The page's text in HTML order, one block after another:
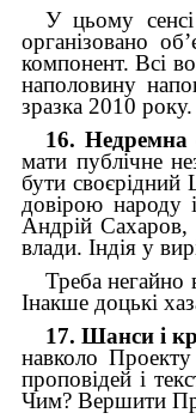
У цьому
організовано
компонент. Всі
наполовину
зразка 2010 року.
16. Недремна
мати публічне
бути своєрідний
довірою народу
Андрій Сахаров,
влади. Індія у
Треба негайно
Інакше доцькі
17. Шанси і
навколо
проповідей і
Чим? Вершити